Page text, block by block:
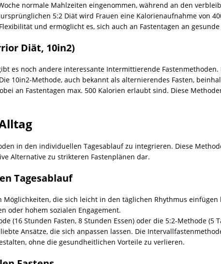
normale Mahlzeiten eingenommen, während an den
5:2 Diät wird Frauen eine Kalorienaufnahme von
und ermöglicht es, sich auch an Fastentagen an
Diät, 10in2)
es noch andere interessante Intermittierende
10in2-Methode, auch bekannt als alternierendes Fasten,
an Fastentagen max. 500 Kalorien erlaubt sind. Diese
in den individuellen Tagesablauf zu integrieren. Diese
Alternative zu strikteren Fastenplänen dar.
Tagesablauf
Möglichkeiten, die sich leicht in den täglichen Rhythmus
oder hohem sozialen Engagement.
(16 Stunden Fasten, 8 Stunden Essen) oder die 5:2-Methode (5
Ansätze, die sich anpassen lassen. Die
ohne die gesundheitlichen Vorteile zu verlieren.